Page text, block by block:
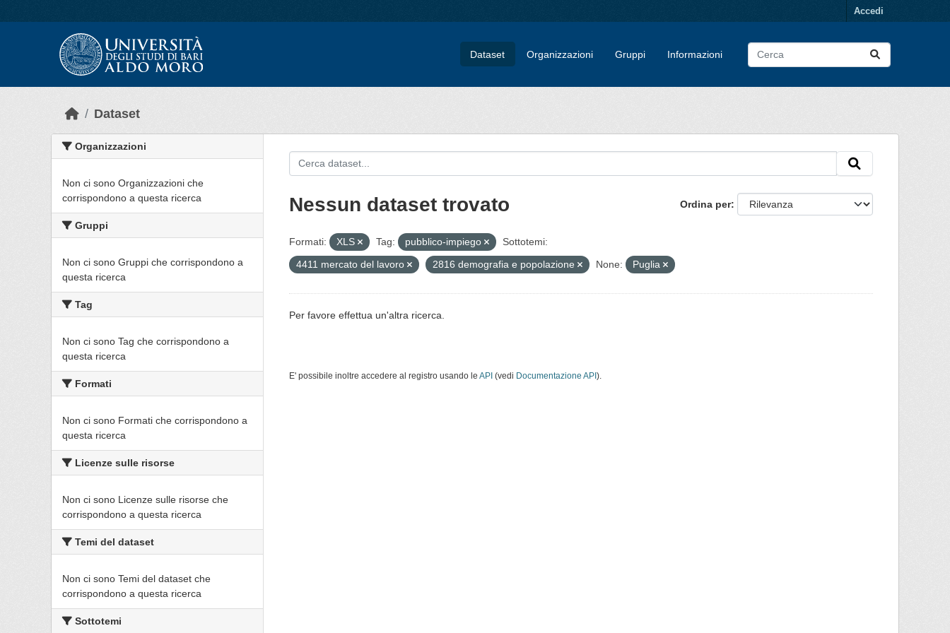
Accedi
Dataset Organizzazioni Gruppi Informazioni
Dataset
Organizzazioni
Non ci sono Organizzazioni che
corrispondono a questa ricerca
Gruppi
Non ci sono Gruppi che corrispondono a
questa ricerca
Tag
Non ci sono Tag che corrispondono a
questa ricerca
Formati
Non ci sono Formati che corrispondono a
questa ricerca
Licenze sulle risorse
Non ci sono Licenze sulle risorse che
corrispondono a questa ricerca
Temi del dataset
Non ci sono Temi del dataset che
corrispondono a questa ricerca
Sottotemi
Ordina per
Nessun dataset trovato
Formati: XLS Tag: pubblico-impiego
Sottotemi:
4411 mercato del lavoro
2816 demografia e popolazione None: Puglia
Per favore effettua un'altra ricerca.
E' possibile inoltre accedere al registro usando le API (vedi Documentazione API ).